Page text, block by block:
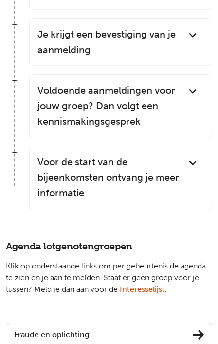
Je krijgt een bevestiging van je
aanmelding
Voldoende aanmeldingen voor
jouw groep? Dan volgt een
kennismakingsgesprek
Voor de start van de
bijeenkomsten ontvang je meer
informatie
Agenda lotgenotengroepen
Klik op onderstaande links om per gebeurtenis de agenda
te zien en je aan te melden. Staat er geen groep voor je
tussen? Meld je dan aan voor de Interesselijst
Fraude en oplichting